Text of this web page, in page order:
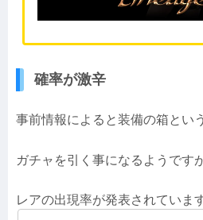
確率が激辛
事前情報によると装備の箱という
ガチャを引く事になるようですが
レアの出現率が発表されています